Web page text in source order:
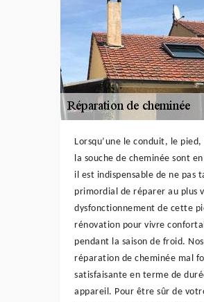
Lorsqu’une le conduit, le
la souche de cheminée sont
il est indispensable de ne pas
primordial de réparer au plus
dysfonctionnement de cette
rénovation pour vivre
pendant la saison de froid.
réparation de cheminée mal
satisfaisante en terme de
appareil. Pour être sûr de